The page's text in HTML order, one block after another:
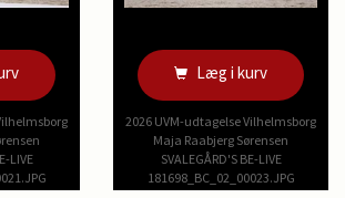
LIVE
Læg i kurv
2026 UVM-udtagelse Vilhelmsborg
Maja Raabjerg Sørensen
SVALEGÅRD'S BE-LIVE
181698_BC_02_00023.JPG